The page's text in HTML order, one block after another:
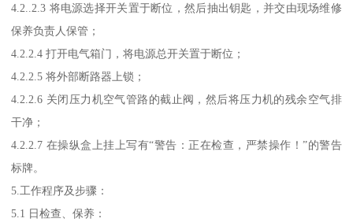
4.2..2.3 将电源选择开关置于断位，然后抽出钥匙，并交由现场维修
保养负责人保管；
4.2.2.4 打开电气箱门，将电源总开关置于断位；
4.2.2.5 将外部断路器上锁；
4.2.2.6 关闭压力机空气管路的截止阀，然后将压力机的残余空气排
干净；
4.2.2.7 在操纵盒上挂上写有“警告：正在检查，严禁操作！”的警告
标牌。
5.工作程序及步骤：
5.1 日检查、保养：